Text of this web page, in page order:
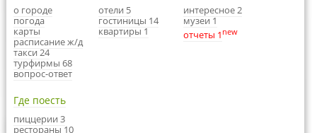
о городе
погода
карты
расписание ж/д
такси 24
турфирмы 68
вопрос-ответ
отели 5
гостиницы 14
квартиры 1
интересное 2
музеи 1
отчеты 1 new
Где поесть
пиццерии 3
рестораны 10